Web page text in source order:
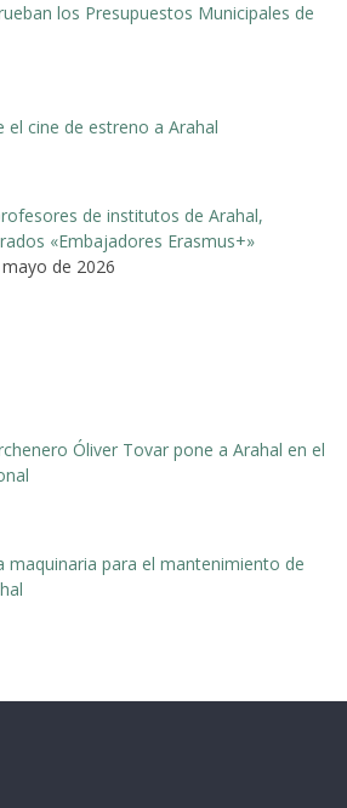
los Presupuestos Municipales de
el cine de estreno a Arahal
de institutos de Arahal,
«Embajadores Erasmus+»
de 2026
Óliver Tovar pone a Arahal en el
maquinaria para el mantenimiento de